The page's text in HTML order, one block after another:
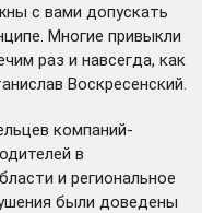
с вами допускать
Многие привыкли
раз и навсегда, как
Воскресенский.
компаний-
в
и региональное
были доведены